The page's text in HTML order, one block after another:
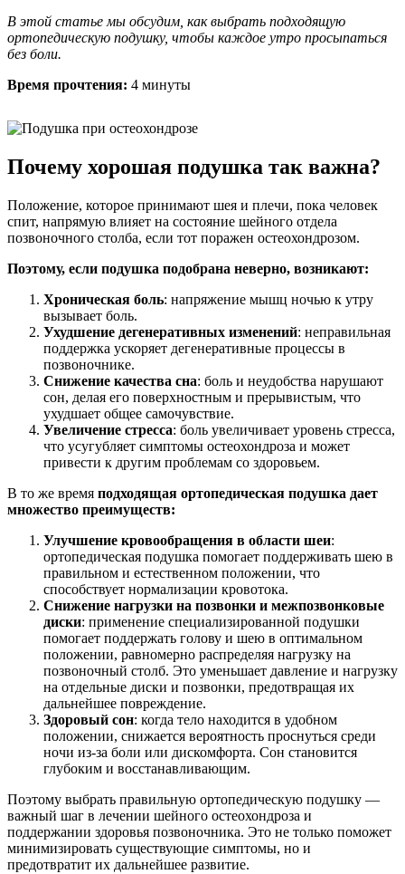
В этой статье мы обсудим, как выбрать подходящую
ортопедическую подушку, чтобы каждое утро просыпаться
без боли.
Время прочтения: 4 минуты
Почему хорошая подушка так важна?
Положение, которое принимают шея и плечи, пока человек
спит, напрямую влияет на состояние шейного отдела
позвоночного столба, если тот поражен остеохондрозом.
Поэтому, если подушка подобрана неверно, возникают:
Хроническая боль: напряжение мышц ночью к утру
вызывает боль.
Ухудшение дегенеративных изменений: неправильная
поддержка ускоряет дегенеративные процессы в
позвоночнике.
Снижение качества сна: боль и неудобства нарушают
сон, делая его поверхностным и прерывистым, что
ухудшает общее самочувствие.
Увеличение стресса: боль увеличивает уровень стресса,
что усугубляет симптомы остеохондроза и может
привести к другим проблемам со здоровьем.
В то же время подходящая ортопедическая подушка дает
множество преимуществ:
Улучшение кровообращения в области шеи:
ортопедическая подушка помогает поддерживать шею в
правильном и естественном положении, что
способствует нормализации кровотока.
Снижение нагрузки на позвонки и межпозвонковые
диски: применение специализированной подушки
помогает поддержать голову и шею в оптимальном
положении, равномерно распределяя нагрузку на
позвоночный столб. Это уменьшает давление и нагрузку
на отдельные диски и позвонки, предотвращая их
дальнейшее повреждение.
Здоровый сон: когда тело находится в удобном
положении, снижается вероятность проснуться среди
ночи из-за боли или дискомфорта. Сон становится
глубоким и восстанавливающим.
Поэтому выбрать правильную ортопедическую подушку —
важный шаг в лечении шейного остеохондроза и
поддержании здоровья позвоночника. Это не только поможет
минимизировать существующие симптомы, но и
предотвратит их дальнейшее развитие.